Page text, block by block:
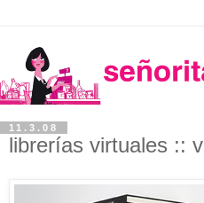
11.3.08
librerías virtuales ::